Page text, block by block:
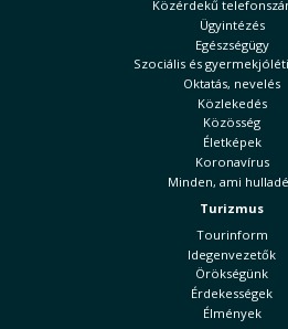
Közérdekű
Ügyintézés
Egészségügy
Szociális és
Oktatás, nevelés
Közlekedés
Közösség
Életképek
Koronavírus
Minden, ami
Turizmus
Tourinform
Idegenvezetők
Örökségünk
Érdekességek
Élmények